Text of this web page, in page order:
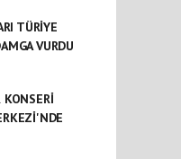
TÜRİYE
VURDU
KONSERİ